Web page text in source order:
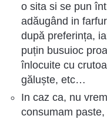
o sita si se pun
adăugând in
după preferința,
puțin busuioc
înlocuite cu
găluște, etc…
In caz ca, nu
consumam